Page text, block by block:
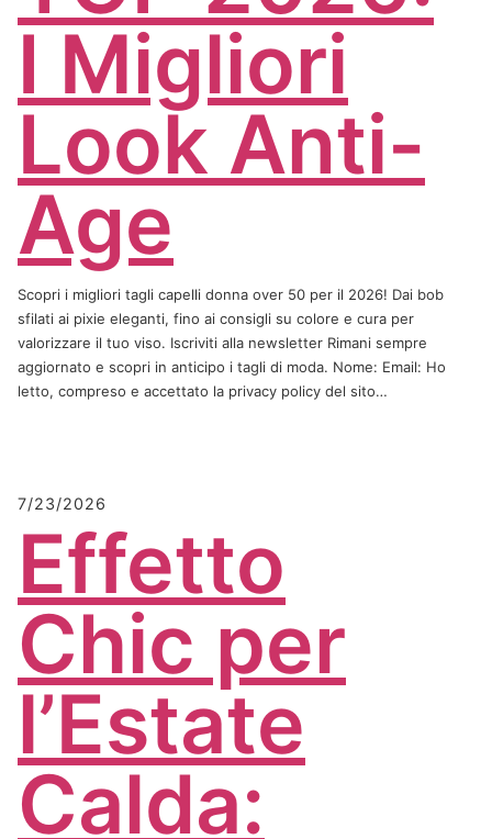
I Migliori
Look Anti-
Age
Scopri i migliori tagli capelli donna over 50 per il 2026! Dai bob
sfilati ai pixie eleganti, fino ai consigli su colore e cura per
valorizzare il tuo viso. Iscriviti alla newsletter Rimani sempre
aggiornato e scopri in anticipo i tagli di moda. Nome: Email: Ho
letto, compreso e accettato la privacy policy del sito…
7/23/2026
Effetto
Chic per
l’Estate
Calda: